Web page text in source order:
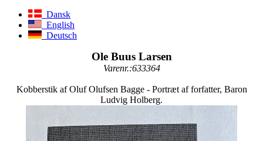
Dansk
English
Deutsch
Ole Buus Larsen
Varenr.:633364
Kobberstik af Oluf Olufsen Bagge - Portræt af forfatter, Baron
Ludvig Holberg.